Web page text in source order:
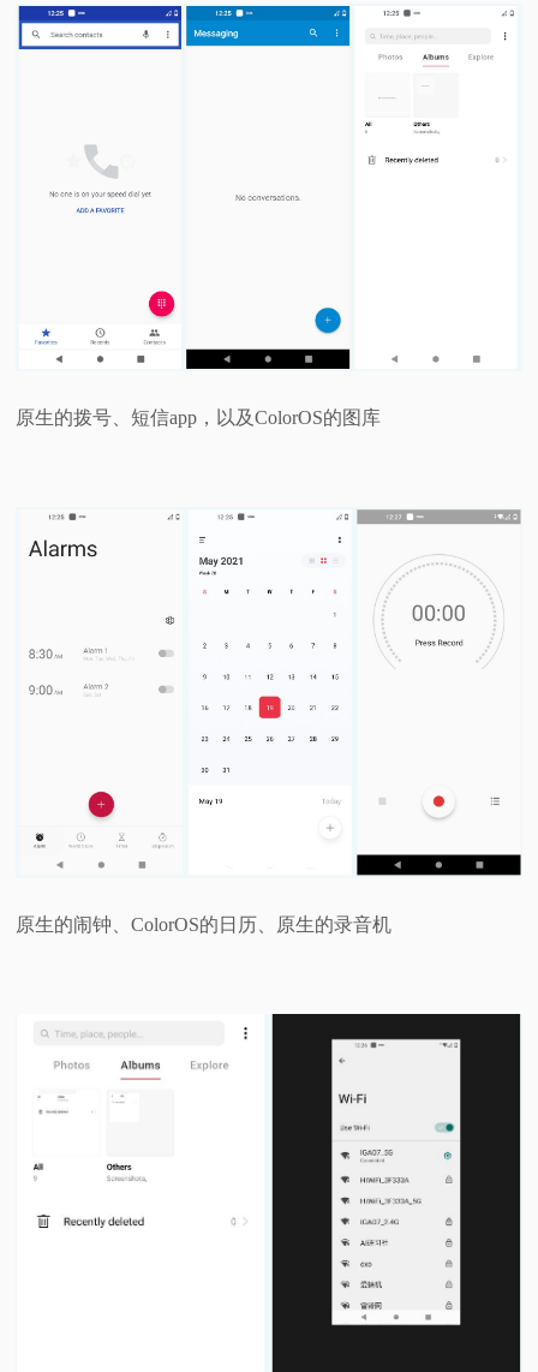
原生的拨号、短信app，以及ColorOS的图库
原生的闹钟、ColorOS的日历、原生的录音机